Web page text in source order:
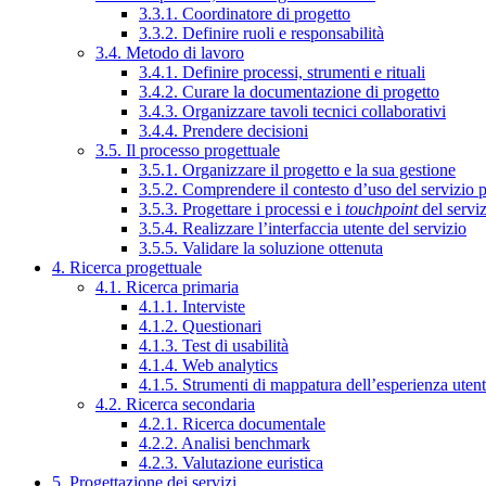
3.3.1. Coordinatore di progetto
3.3.2. Definire ruoli e responsabilità
3.4. Metodo di lavoro
3.4.1. Definire processi, strumenti e rituali
3.4.2. Curare la documentazione di progetto
3.4.3. Organizzare tavoli tecnici collaborativi
3.4.4. Prendere decisioni
3.5. Il processo progettuale
3.5.1. Organizzare il progetto e la sua gestione
3.5.2. Comprendere il contesto d’uso del servizio
3.5.3. Progettare i processi e i touchpointdel
3.5.4. Realizzare l’interfaccia utente del servizio
3.5.5. Validare la soluzione ottenuta
4. Ricerca progettuale
4.1. Ricerca primaria
4.1.1. Interviste
4.1.2. Questionari
4.1.3. Test di usabilità
4.1.4. Web analytics
4.1.5. Strumenti di mappatura dell’esperienza
4.2. Ricerca secondaria
4.2.1. Ricerca documentale
4.2.2. Analisi benchmark
4.2.3. Valutazione euristica
5. Progettazione dei servizi